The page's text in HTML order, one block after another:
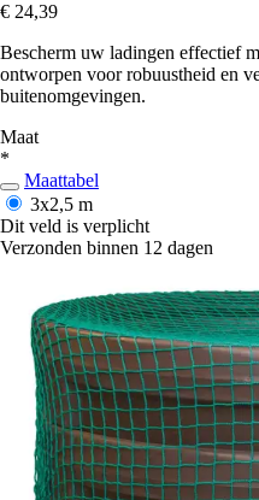
€ 24,39
Bescherm uw ladingen effectief
ontworpen voor robuustheid en
buitenomgevingen.
Maat
*
Maattabel
3x2,5 m
Dit veld is verplicht
Verzonden binnen 12 dagen